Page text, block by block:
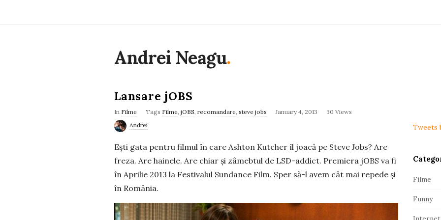
Andrei Neagu.
Lansare jOBS
In Filme Tags Filme, jOBS, recomandare, steve jobs January 4, 2013
30 Views
Andrei
Ești gata pentru filmul în care Ashton Kutcher îl joacă pe Steve Jobs? Are
freza. Are hainele. Are chiar și zâmebtul de LSD-addict. Premiera jOBS va fi
în Aprilie 2013 la Festivalul Sundance Film. Sper să-l avem cât mai repede și
în România.
i
d
b
a
Tweets
Filme
Funny